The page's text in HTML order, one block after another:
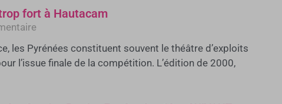
fort à Hautacam
les Pyrénées constituent souvent le théâtre d’exploits
l’issue finale de la compétition. L’édition de 2000,